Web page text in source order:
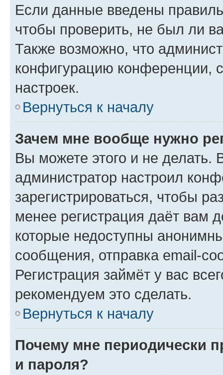
Если данные введены
чтобы проверить, не был ли
Также возможно, что
конфигурацию конференции,
настроек.
Вернуться к началу
Зачем мне вообще нужно
Вы можете этого и не делать.
администратор настроил
зарегистрироваться, чтобы
менее регистрация даёт вам
которые недоступны
сообщения, отправка email-
Регистрация займёт у вас
рекомендуем это сделать.
Вернуться к началу
Почему мне периодически
и пароля?